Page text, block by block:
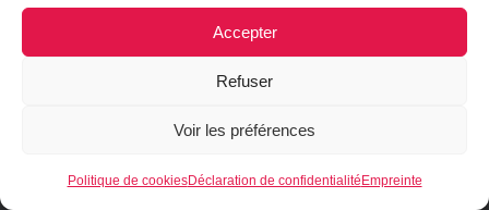
Accepter
Refuser
Voir les préférences
Politique de cookiesDéclaration de confidentialité Empreinte
© 2021 Culture à cœur | Tous droits réservés.
|